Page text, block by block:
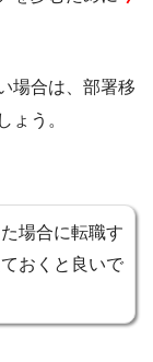
場合は、部署移
ょう。
場合に転職す
おくと良いで